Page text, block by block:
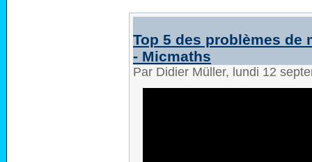
Top 5 des problèmes
- Micmaths
Par Didier Müller, lundi 12